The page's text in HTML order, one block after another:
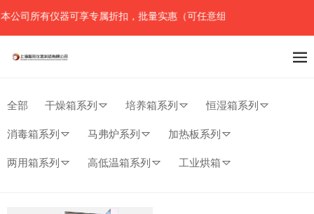
司所有仪器可享专属折扣，批量实惠（可任意组合），详情请直接联
全部 干燥箱系列 培养箱系列 恒湿箱系列
消毒箱系列 马弗炉系列 加热板系列
两用箱系列 高低温箱系列 工业烘箱